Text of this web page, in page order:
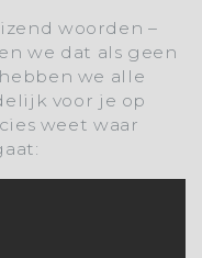
woorden –
we dat als geen
we alle
voor je op
weet waar